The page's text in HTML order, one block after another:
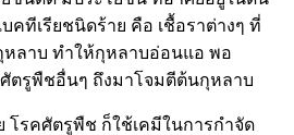
คทีเรียชนิดร้าย คือ เชื้อราต่างๆ ที่
ลาบ ทำให้กุหลาบอ่อนแอ พอ
ตรูพืชอื่นๆ ถึงมาโจมตีต้นกุหลาบ
โรคศัตรูพืช ก็ใช้เคมีในการกำจัด